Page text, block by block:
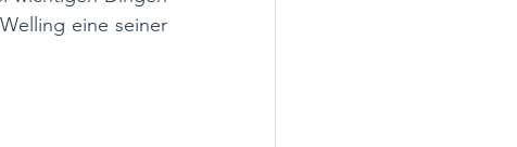
eine seiner